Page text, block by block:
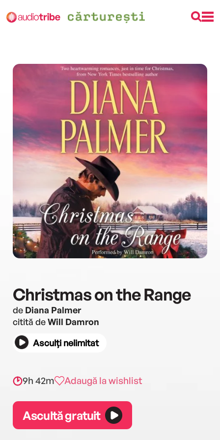
Christmas on the Range
de Diana Palmer
citită deWill Damron
Asculți nelimitat
9h 42m Adaugă la wishlist
Ascultă gratuit